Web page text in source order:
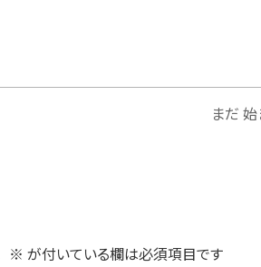
まだ 始
※ が付いている欄は必須項目です